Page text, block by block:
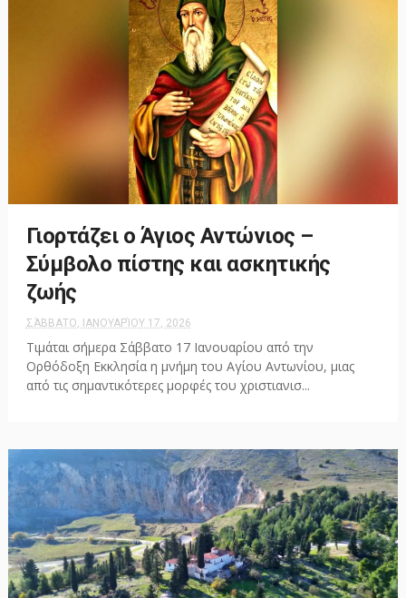
Γιορτάζει ο Άγιος Αντώνιος –
Σύμβολο πίστης και ασκητικής
ζωής
ΣΆΒΒΑΤΟ, ΙΑΝΟΥΑΡΊΟΥ 17, 2026
Τιμάται σήμερα Σάββατο 17 Ιανουαρίου από την
Ορθόδοξη Εκκλησία η μνήμη του Αγίου Αντωνίου, μιας
από τις σημαντικότερες μορφές του χριστιανισ...